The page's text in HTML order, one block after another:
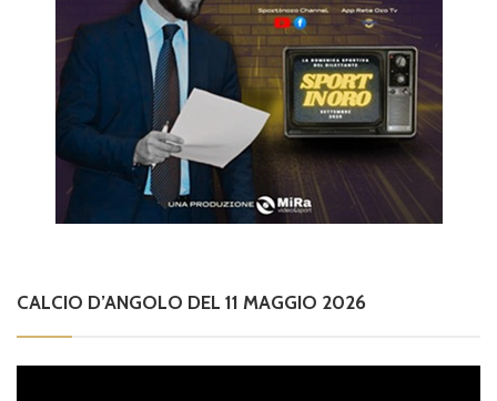
CALCIO D’ANGOLO DEL 11 MAGGIO 2026